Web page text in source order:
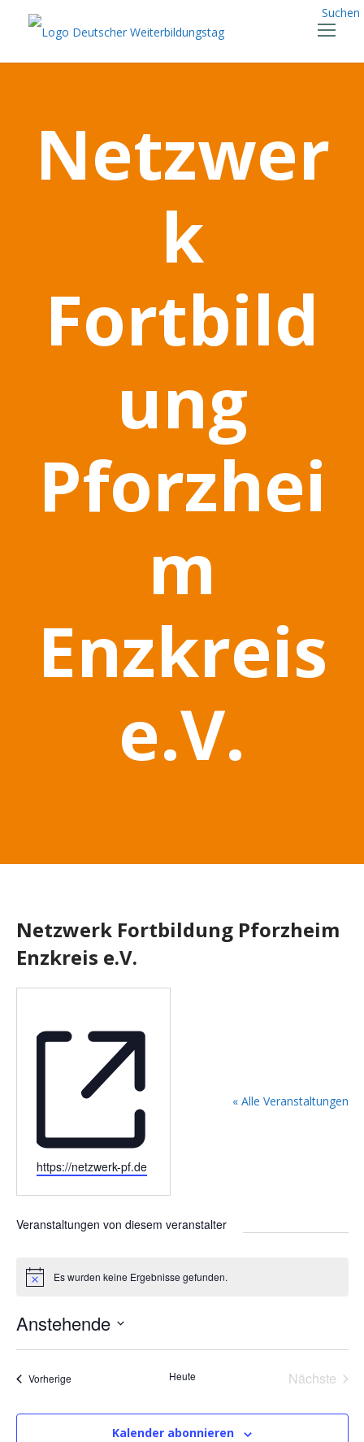
Suchen
Netzwer
k
Fortbild
ung
Pforzhei
m
Enzkreis
e.V.
Netzwerk Fortbildung Pforzheim
Enzkreis e.V.
« Alle Veranstaltungen
W
s
t
e
https://netzwerk-pf.de
Veranstaltungen von diesem veranstalter
H
w
e
i
Es wurden keine Ergebnisse gefunden.
Anstehende
t
m
VorherigeVeranstaltungen Heute
Nächste
Kalender abonnieren